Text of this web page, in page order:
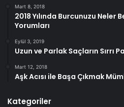
Mart 8, 2018
2018 Yılında Burcunuzu Neler
Yorumları
Eylül 3, 2019
Uzun ve Parlak Saçların Sırrı
Mart 12, 2018
Aşk Acısı ile Başa Çıkmak
Kategoriler